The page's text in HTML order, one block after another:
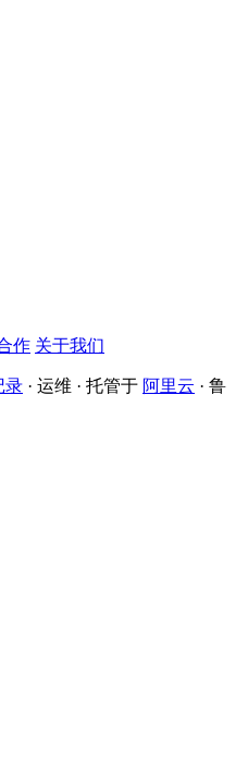
作 关于我们
录 · 运维 · 托管于 阿里云 · 鲁